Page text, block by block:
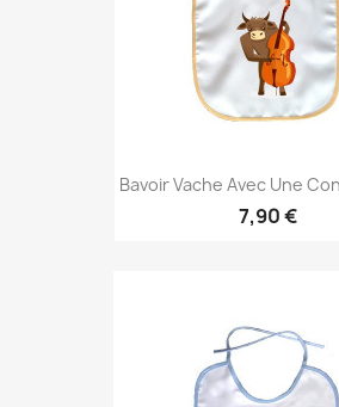
Bavoir Vache Avec Une
7,90 €